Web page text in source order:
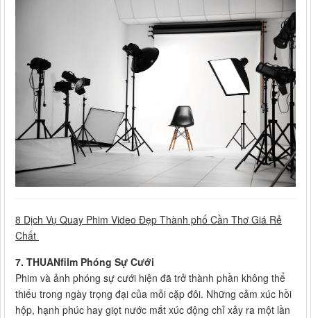
8 Dịch Vụ Quay Phim Video Đẹp Thành phố Cần Thơ Giá Rẻ
Chất
7. THUANfilm Phóng Sự Cưới
Phim và ảnh phóng sự cưới hiện đã trở thành phần không thể
thiếu trong ngày trọng đại của mỗi cặp đôi. Những cảm xúc hồi
hộp, hạnh phúc hay giọt nước mắt xúc động chỉ xảy ra một lần